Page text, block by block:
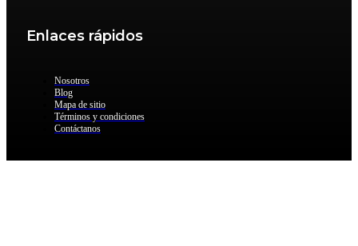
Enlaces rápidos
Nosotros
Blog
Mapa de sitio
Términos y condiciones
Contáctanos